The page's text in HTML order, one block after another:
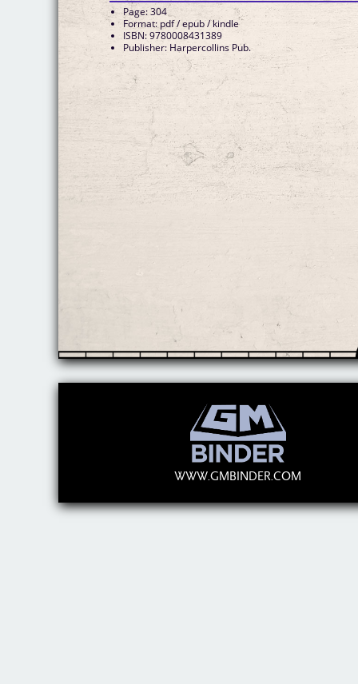
Page: 304
Format: pdf / epub / kindle
ISBN: 9780008431389
Publisher: Harpercollins Pub.
WWW.GMBINDER.COM